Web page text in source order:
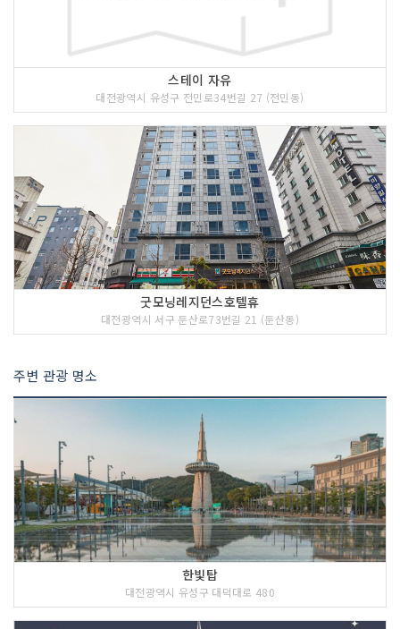
스테이 자유
대전광역시 유성구 전민로34번길 27 (전민동)
굿모닝레지던스호텔휴
대전광역시 서구 둔산로73번길 21 (둔산동)
주변 관광 명소
한빛탑
대전광역시 유성구 대덕대로 480